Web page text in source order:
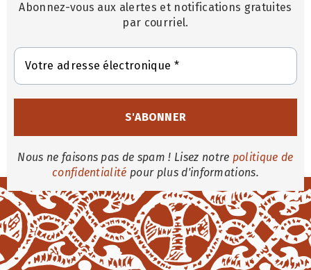
Abonnez-vous aux alertes et notifications gratuites
par courriel.
Nous ne faisons pas de spam ! Lisez notre politique de
confidentialité pour plus d'informations.